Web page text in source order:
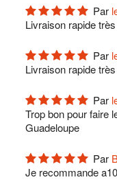
Par
Livraison rapide
Par
Livraison rapide
Par
Trop bon pour faire
Guadeloupe
Par
Je recommande